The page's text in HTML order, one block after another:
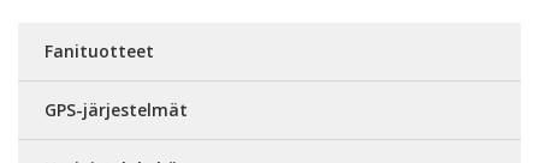
Fanituotteet
GPS-järjestelmät